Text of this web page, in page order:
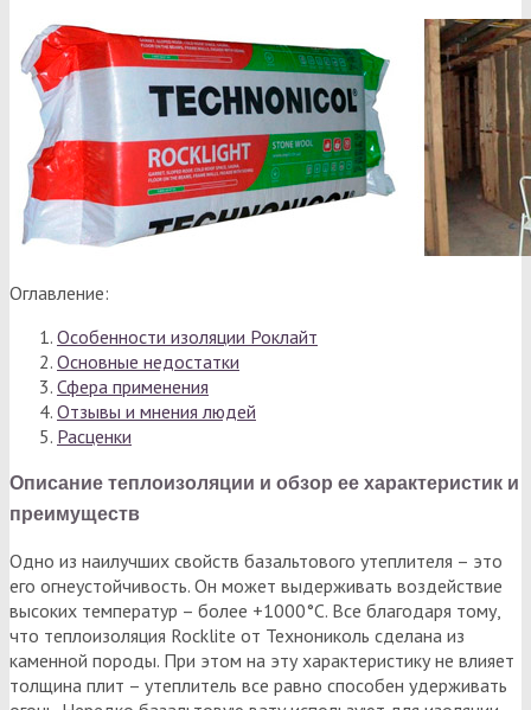
Оглавление:
Особенности изоляции Роклайт
Основные недостатки
Сфера применения
Отзывы и мнения людей
Расценки
Описание теплоизоляции и обзор ее характеристик и
преимуществ
Одно из наилучших свойств базальтового утеплителя – это
его огнеустойчивость. Он может выдерживать воздействие
высоких температур – более +1000°C. Все благодаря тому,
что теплоизоляция Rocklite от Технониколь сделана из
каменной породы. При этом на эту характеристику не влияет
толщина плит – утеплитель все равно способен удерживать